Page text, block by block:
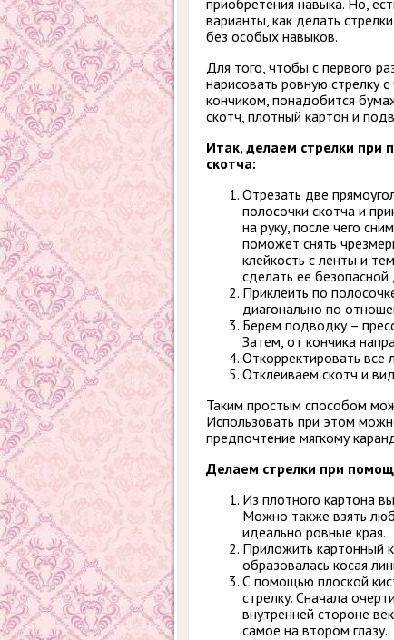
приобретения навыка. Но,
варианты, как делать
без особых навыков.
Для того, чтобы с первого
нарисовать ровную стрелку с
кончиком, понадобится
скотч, плотный картон и
Итак, делаем стрелки при
скотча:
Отрезать две
полосочки скотча и
на руку, после чего
поможет снять
клейкость с ленты и
сделать ее безопасной
Приклеить по
диагонально по
Берем подводку –
Затем, от кончика
Откорректировать все
Отклеиваем скотч и
Таким простым способом
Использовать при этом
предпочтение мягкому
Делаем стрелки при
Из плотного картона
Можно также взять
идеально ровные края.
Приложить картонный
образовалась косая
С помощью плоской
стрелку. Сначала
внутренней стороне
самое на втором глазу.